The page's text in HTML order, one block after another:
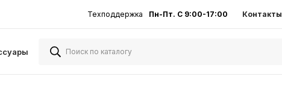
Техподдержка Пн-Пт. С 9:00-17:00 Контакты